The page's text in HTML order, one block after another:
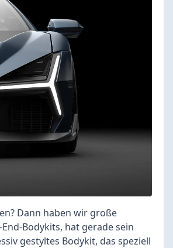
Dann haben wir große
Bodykits, hat gerade sein
gestyltes Bodykit, das speziell